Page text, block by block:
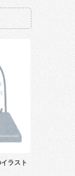
ラスト